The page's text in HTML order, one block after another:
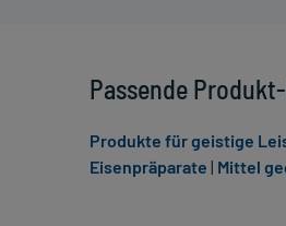
Passende
Produkte für geistige
Eisenpräparate | Mittel